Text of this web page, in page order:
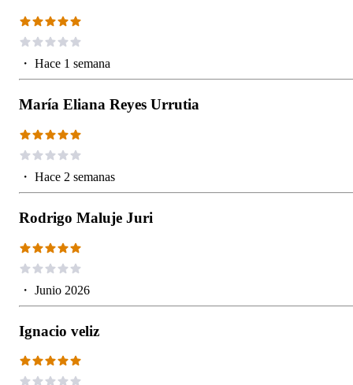
・ Hace 1 semana
María Eliana Reyes Urrutia
・ Hace 2 semanas
Rodrigo Maluje Juri
・ Junio 2026
Ignacio veliz